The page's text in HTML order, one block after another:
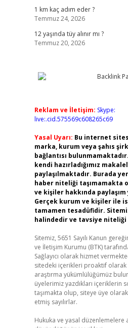
1 km kaç adım eder ?
Temmuz 24, 2026
12 yaşında tüy alınır mı ?
Temmuz 20, 2026
Reklam ve İletişim: Skype:
live:.cid.575569c608265c69
Yasal Uyarı: Bu internet
marka, kurum veya şahıs
bağlantısı
kendi hazırladığımız
paylaşılmaktadır. Burada
haber niteliği taşımamakta
ve kişiler hakkında
Gerçek kurum ve kişiler ile
tamamen tesadüfidir.
halindedir ve tavsiye niteliği
Sitemiz, 5651 Sayılı Kanun
ve İletişim Kurumu (BTK)
Sağlayıcı olarak hizmet
sitedeki içerikleri proaktif olarak
araştırma yükümlülüğümüz
üyelerimiz yazdıkları içeriklerin
taşımakta olup, siteye üye
etmiş sayılırlar.
Hukuka ve yasal düzenlemelere